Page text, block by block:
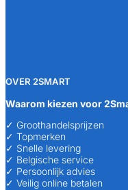
OVER 2SMART
Waarom kiezen voor
✓ Groothandelsprijzen
✓ Topmerken
✓ Snelle levering
✓ Belgische service
✓ Persoonlijk advies
✓ Veilig online betalen